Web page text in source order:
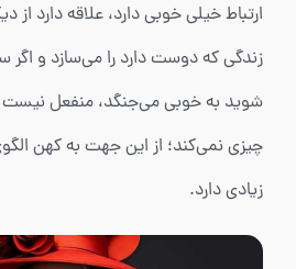
ارتباط خیلی خوبی دارد، علاقه دارد از
زندگی که دوست دارد را می‌سازد و اگر
شوید به خوبی می‌جنگد، منفعل نیست
چیزی نمی‌کند؛ از این جهت به کهن
زیادی دارد.